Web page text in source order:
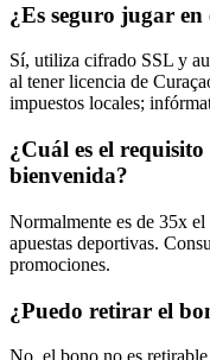
¿Es seguro jugar
Sí, utiliza cifrado SSL y
al tener licencia de
impuestos locales;
¿Cuál es el
bienvenida?
Normalmente es de 35x
apuestas deportivas.
promociones.
¿Puedo retirar el